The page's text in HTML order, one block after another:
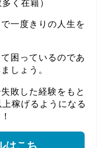
く在籍）
一度きりの人生を
困っているのであ
しょう。
敗した経験をもと
稼げるようになる
はこち